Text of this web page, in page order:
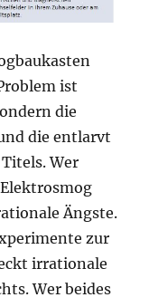
ist
die
die entlarvt
Wer
Ängste.
zur
irrationale
Wer beides